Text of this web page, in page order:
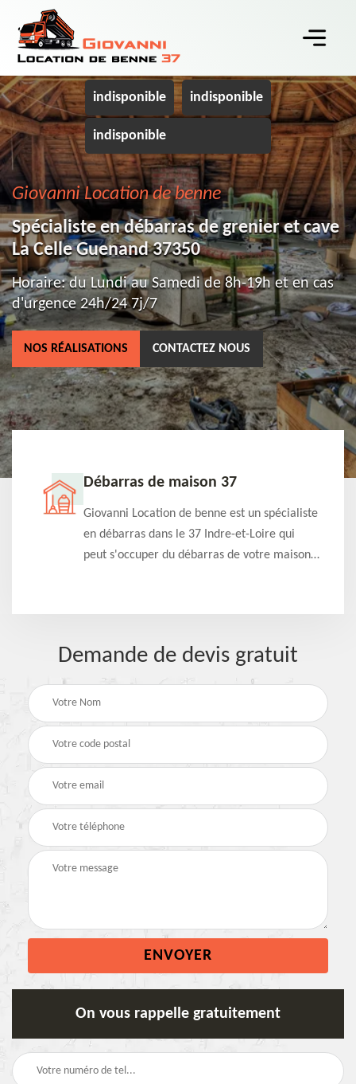
indisponible indisponible
indisponible
Giovanni Location de benne
Spécialiste en débarras de grenier et cave
La Celle Guenand 37350
Horaire: du Lundi au Samedi de 8h-19h et en cas
d'urgence 24h/24 7j/7
NOS RÉALISATIONS CONTACTEZ NOUS
Débarras de maison 37
Giovanni Location de benne est un spécialiste
en débarras dans le 37 Indre-et-Loire qui
peut s'occuper du débarras de votre maison
Demande de devis gratuit
On vous rappelle gratuitement